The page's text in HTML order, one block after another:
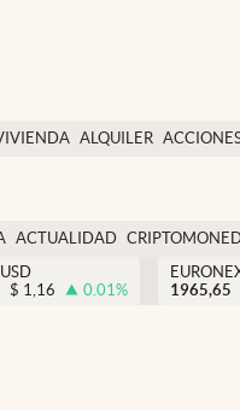
ALQUILER
USA
ACTUALIDAD
$ 1,16 0.01%
1965,65